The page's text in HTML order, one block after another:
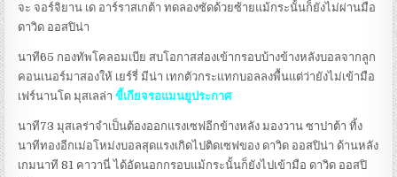
จะ จอร์จิยาน เด อาร์ราสเกต้า ทดลองซัดด้วยซ้ายแม้กระนั้นก็ยังไม่ผ่านมือ
ดาวิด ออสปิน่า
นาที65 กองทัพโคลอมเบีย สบโอกาสส่องเข้ากรอบบ้างข้างหลังบอลจากลูก
คอนเนอร์มาสองให้ เยร์รี่ มีน่า เทกตัวกระแทกบอลลงพื้นแต่ว่ายังไม่เข้ามือ
เฟร์นานโด มุสเลล่าขี้เกียจรอแมนยูประกาศ
นาที73 มุสเลร่าจำเป็นต้องออกแรงเซฟอีกข้างหลัง มองวาน ซาปาต้า ทิ้ง
นาทีทองอีกเม่อโหม่งบอลสุดแรงเกิดไปติดเซฟของ ดาวิด ออสปิน่า ด้านหลัง
เกมนาที 81 คาวานี่ ได้อัดนอกกรอบแม้กระนั้นก็ยังไปเข้ามือ ดาวิด ออสปิ